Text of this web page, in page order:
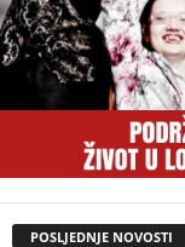
POSLJEDNJE NOVOSTI